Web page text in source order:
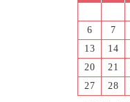
6
7
13
14
20
21
27
28